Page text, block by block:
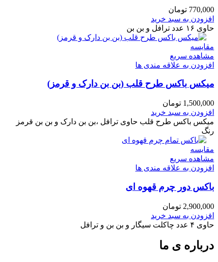
770,000 تومان
افزودن به سبد خرید
حاوی ۱۶ عدد ترافل و بن بن
مقایسه
مشاهده سریع
افزودن به علاقه مندی ها
میکس باکس طرح قلب (بن بن دارک و قرمز)
1,500,000 تومان
افزودن به سبد خرید
میکس باکس طرح قلب حاوی ترافل ،بن بن دارک و بن بن قرمز
رنگ
مقایسه
مشاهده سریع
افزودن به علاقه مندی ها
باکس دور چرم قهوه ای
2,900,000 تومان
افزودن به سبد خرید
حاوی ۴ عدد چاکلت سیگار و بن بن و ترافل
درباره ی ما